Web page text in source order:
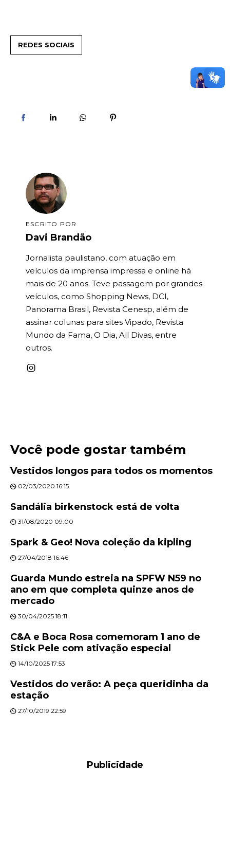
REDES SOCIAIS
ESCRITO POR
Davi Brandão
Jornalista paulistano, com atuação em
veículos da imprensa impressa e online há
mais de 20 anos. Teve passagem por grandes
veículos, como Shopping News, DCI,
Panorama Brasil, Revista Cenesp, além de
assinar colunas para sites Vipado, Revista
Mundo da Fama, O Dia, All Divas, entre
outros.
Você pode gostar também
Vestidos longos para todos os momentos
02/03/2020 16:15
Sandália birkenstock está de volta
31/08/2020 09:00
Spark & Geo! Nova coleção da kipling
27/04/2018 16:46
Guarda Mundo estreia na SPFW N59 no
ano em que completa quinze anos de
mercado
30/04/2025 18:11
C&A e Boca Rosa comemoram 1 ano de
Stick Pele com ativação especial
14/10/2025 17:53
Vestidos do verão: A peça queridinha da
estação
27/10/2019 22:59
Publicidade